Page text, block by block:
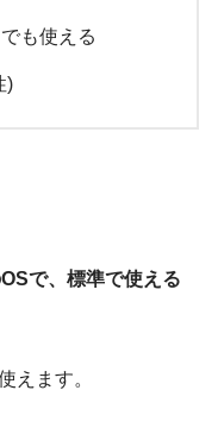
も使える
)
で、標準で使える
えます。